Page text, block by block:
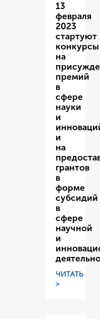
13
февраля
2023
стартуют
конкурсы
на
премий
в
сфере
науки
и
и
на
грантов
в
форме
субсидий
в
сфере
научной
и
ЧИТАТЬ
>